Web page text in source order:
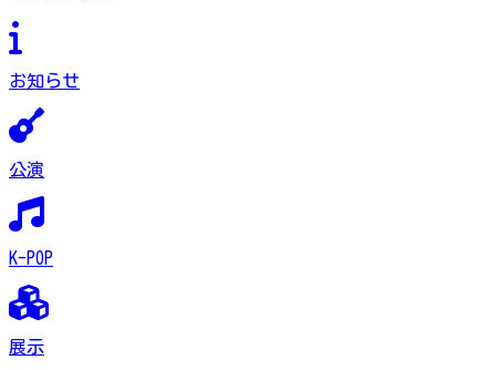
お知らせ
公演
K-POP
展示